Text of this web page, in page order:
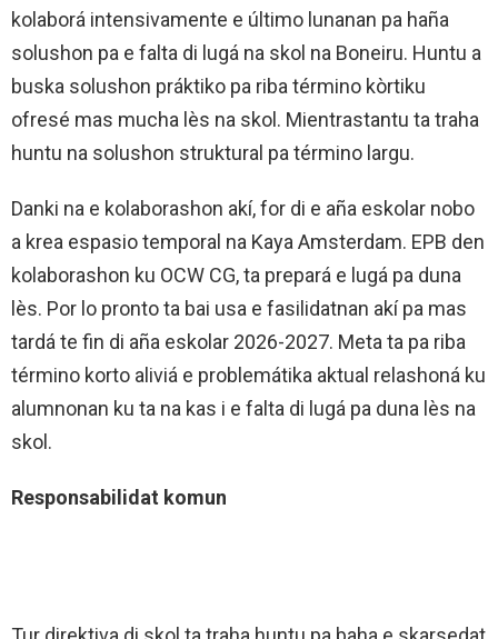
kolaborá intensivamente e último lunanan pa haña
solushon pa e falta di lugá na skol na Boneiru. Huntu a
buska solushon práktiko pa riba término kòrtiku
ofresé mas mucha lès na skol. Mientrastantu ta traha
huntu na solushon struktural pa término largu.
Danki na e kolaborashon akí, for di e aña eskolar nobo
a krea espasio temporal na Kaya Amsterdam. EPB den
kolaborashon ku OCW CG, ta prepará e lugá pa duna
lès. Por lo pronto ta bai usa e fasilidatnan akí pa mas
tardá te fin di aña eskolar 2026-2027. Meta ta pa riba
término korto aliviá e problemátika aktual relashoná ku
alumnonan ku ta na kas i e falta di lugá pa duna lès na
skol.
Responsabilidat komun